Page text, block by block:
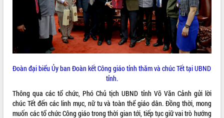
Khám bệnh, cấp phát thuốc miễn phí
Hội nghị UBND tỉnh Đắk Lắk thường kỳ
tháng 7/2026
Đoàn đại biểu Ủy ban Đoàn kết Công giáo tỉnh thăm và chúc Tết tại UBND
tỉnh.
Thông qua các tổ chức, Phó Chủ tịch UBND tỉnh Võ Văn Cảnh gửi lời
chúc Tết đến các linh mục, nữ tu và toàn thể giáo dân. Đồng thời, mong
muốn các tổ chức Công giáo trong thời gian tới, tiếp tục giữ vai trò hướng